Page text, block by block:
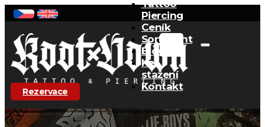
Tattoo
Piercing
Ceník
Sortiment
Blog
Ke
stažení
Kontakt
Rezervace